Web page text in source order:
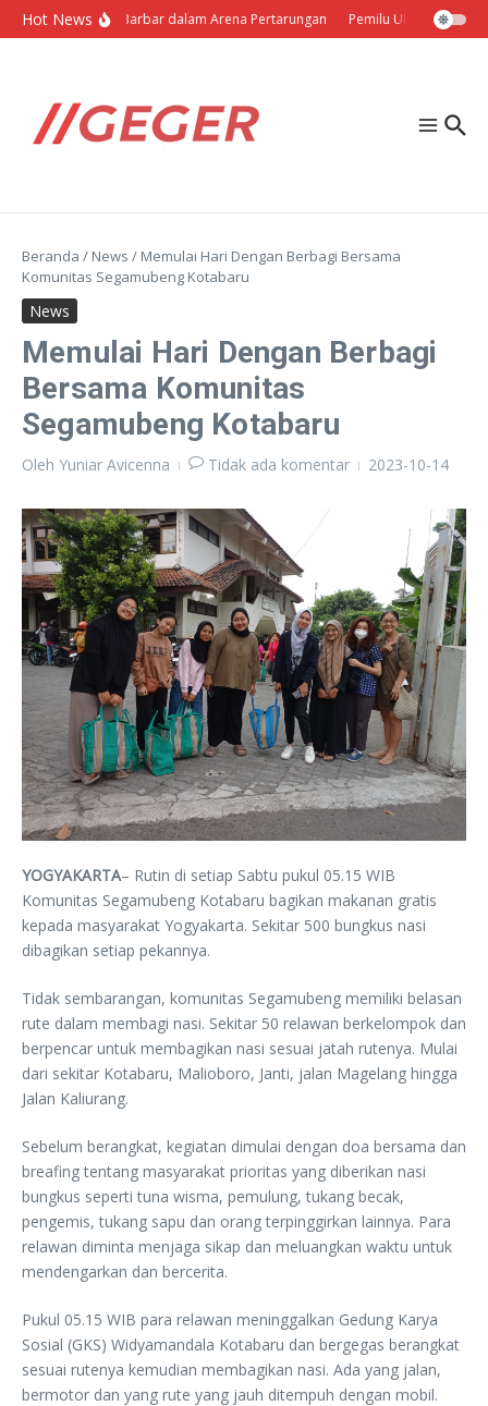
Lewati ke konten
Hot NewsPolitik Barbar dalam Arena Pertarungan Pemilu Ukraina: Milih
Beranda / News / Memulai Hari Dengan Berbagi Bersama
Komunitas Segamubeng Kotabaru
News
Memulai Hari Dengan Berbagi
Bersama Komunitas
Segamubeng Kotabaru
Oleh Yuniar Avicenna Tidak ada komentar 2023-10-14
YOGYAKARTA– Rutin di setiap Sabtu pukul 05.15 WIB
Komunitas Segamubeng Kotabaru bagikan makanan gratis
kepada masyarakat Yogyakarta. Sekitar 500 bungkus nasi
dibagikan setiap pekannya.
Tidak sembarangan, komunitas Segamubeng memiliki belasan
rute dalam membagi nasi. Sekitar 50 relawan berkelompok dan
berpencar untuk membagikan nasi sesuai jatah rutenya. Mulai
dari sekitar Kotabaru, Malioboro, Janti, jalan Magelang hingga
Jalan Kaliurang.
Sebelum berangkat, kegiatan dimulai dengan doa bersama dan
breafing tentang masyarakat prioritas yang diberikan nasi
bungkus seperti tuna wisma, pemulung, tukang becak,
pengemis, tukang sapu dan orang terpinggirkan lainnya. Para
relawan diminta menjaga sikap dan meluangkan waktu untuk
mendengarkan dan bercerita.
Pukul 05.15 WIB para relawan meninggalkan Gedung Karya
Sosial (GKS) Widyamandala Kotabaru dan bergegas berangkat
sesuai rutenya kemudian membagikan nasi. Ada yang jalan,
bermotor dan yang rute yang jauh ditempuh dengan mobil.